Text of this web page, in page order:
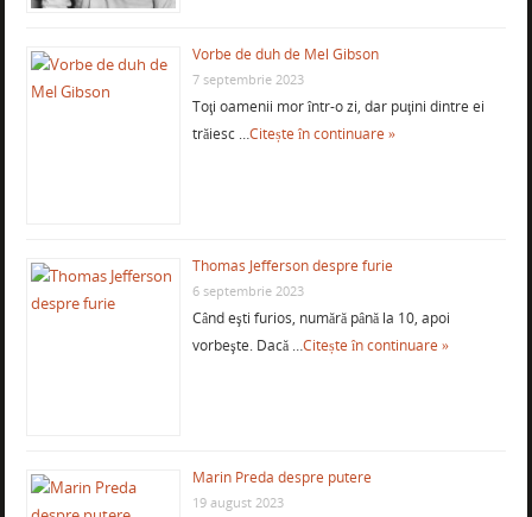
Vorbe de duh de Mel Gibson
7 septembrie 2023
Toţi oamenii mor într-o zi, dar puţini dintre ei
trăiesc …Citește în continuare »
Thomas Jefferson despre furie
6 septembrie 2023
Când eşti furios, numără până la 10, apoi
vorbeşte. Dacă …Citește în continuare »
Marin Preda despre putere
19 august 2023